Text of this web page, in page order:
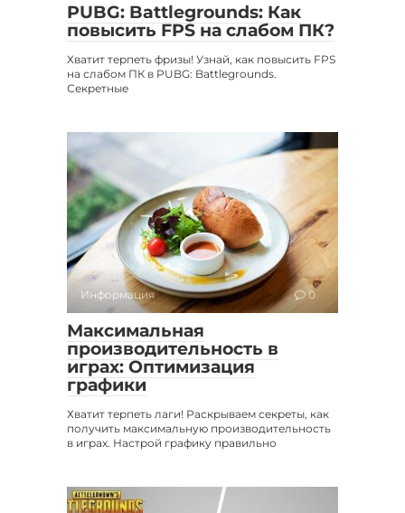
PUBG: Battlegrounds: Как
повысить FPS на слабом ПК?
Хватит терпеть фризы! Узнай, как повысить FPS
на слабом ПК в PUBG: Battlegrounds.
Секретные
Информация 0
Максимальная
производительность в
играх: Оптимизация
графики
Хватит терпеть лаги! Раскрываем секреты, как
получить максимальную производительность
в играх. Настрой графику правильно